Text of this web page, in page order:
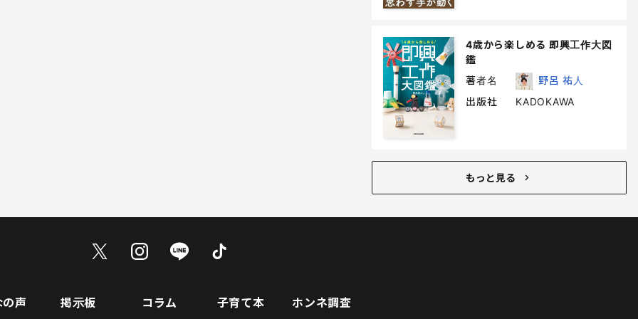
4歳から楽しめる 即興工作大図
鑑
著者名
野呂 祐人
出版社
KADOKAWA
もっと見る
声 掲示板 コラム 子育て本 ホンネ調査